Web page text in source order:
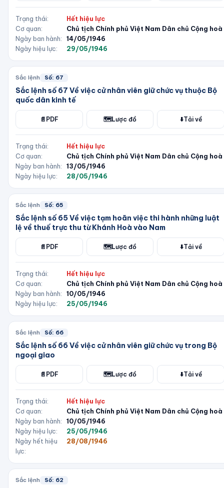
Trạng thái:
Hết hiệu lực
Cơ quan:
Chủ tịch Chính phủ Việt Nam Dân chủ Cộng hoà
Ngày ban hành:
14/05/1946
Ngày hiệu lực:
29/05/1946
Sắc lệnh Số: 67
Sắc lệnh số 67 Về việc cử nhân viên giữ chức vụ thuộc Bộ
quốc dân kinh tế
📄 PDF 🗺️Lược đồ ⬇️Tải về
Trạng thái:
Hết hiệu lực
Cơ quan:
Chủ tịch Chính phủ Việt Nam Dân chủ Cộng hoà
Ngày ban hành:
13/05/1946
Ngày hiệu lực:
28/05/1946
Sắc lệnh Số: 65
Sắc lệnh số 65 Về việc tạm hoãn việc thi hành những luật
lệ về thuế trực thu từ Khánh Hoà vào Nam
📄 PDF 🗺️Lược đồ ⬇️Tải về
Trạng thái:
Hết hiệu lực
Cơ quan:
Chủ tịch Chính phủ Việt Nam Dân chủ Cộng hoà
Ngày ban hành:
10/05/1946
Ngày hiệu lực:
25/05/1946
Sắc lệnh Số: 66
Sắc lệnh số 66 Về việc cử nhân viên giữ chức vụ trong Bộ
ngoại giao
📄 PDF 🗺️Lược đồ ⬇️Tải về
Trạng thái:
Hết hiệu lực
Cơ quan:
Chủ tịch Chính phủ Việt Nam Dân chủ Cộng hoà
Ngày ban hành:
10/05/1946
Ngày hiệu lực:
25/05/1946
Ngày hết hiệu
lực:
28/08/1946
Sắc lệnh Số: 62